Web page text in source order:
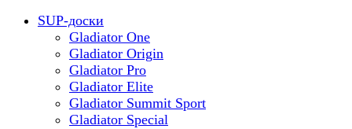
SUP-доски
Gladiator One
Gladiator Origin
Gladiator Pro
Gladiator Elite
Gladiator Summit Sport
Gladiator Special